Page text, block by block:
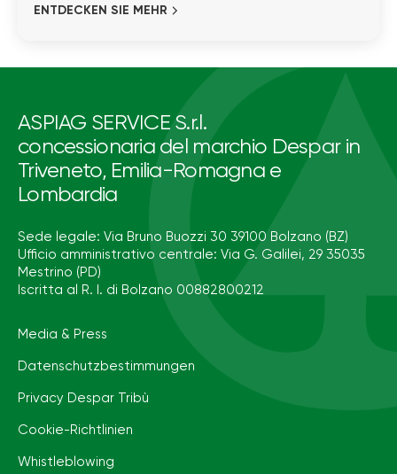
ENTDECKEN SIE MEHR
ASPIAG SERVICE S.r.l.
concessionaria del marchio Despar in
Triveneto, Emilia-Romagna e
Lombardia
Sede legale: Via Bruno Buozzi 30 39100 Bolzano (BZ)
Ufficio amministrativo centrale: Via G. Galilei, 29 35035
Mestrino (PD)
Iscritta al R. I. di Bolzano 00882800212
Media & Press
Datenschutzbestimmungen
Privacy Despar Tribù
Cookie-Richtlinien
Whistleblowing